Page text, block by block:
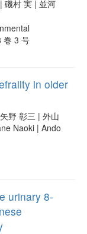
磯村 実 | 並河
巻 3 号
in older
野 彰三 | 外山
Naoki | Ando
urinary 8-